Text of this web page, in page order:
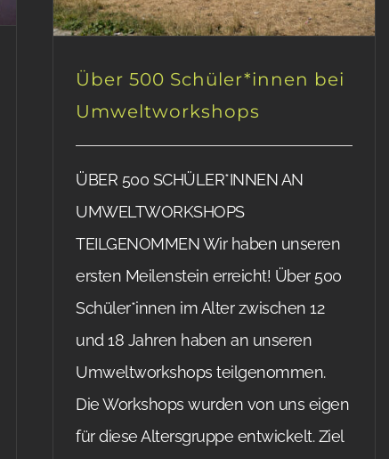
Über 500 Schüler*innen bei
Umweltworkshops
ÜBER 500 SCHÜLER*INNEN AN
UMWELTWORKSHOPS
TEILGENOMMEN Wir haben unseren
ersten Meilenstein erreicht! Über 500
Schüler*innen im Alter zwischen 12
und 18 Jahren haben an unseren
Umweltworkshops teilgenommen.
Die Workshops wurden von uns eigen
für diese Altersgruppe entwickelt. Ziel